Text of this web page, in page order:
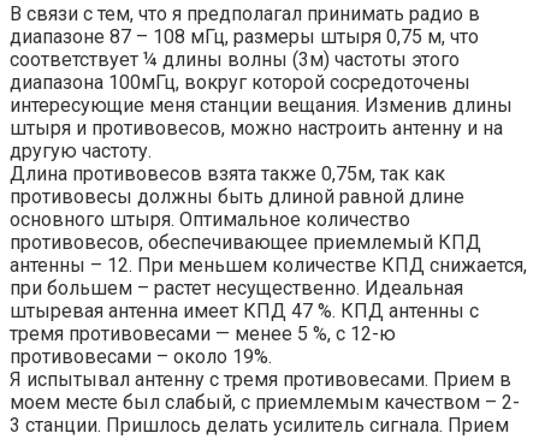
В связи с тем, что я предполагал принимать радио в
диапазоне 87 – 108 мГц, размеры штыря 0,75 м, что
соответствует ¼ длины волны (3м) частоты этого
диапазона 100мГц, вокруг которой сосредоточены
интересующие меня станции вещания. Изменив длины
штыря и противовесов, можно настроить антенну и на
другую частоту.
Длина противовесов взята также 0,75м, так как
противовесы должны быть длиной равной длине
основного штыря. Оптимальное количество
противовесов, обеспечивающее приемлемый КПД
антенны – 12. При меньшем количестве КПД снижается,
при большем – растет несущественно. Идеальная
штыревая антенна имеет КПД 47 %. КПД антенны с
тремя противовесами — менее 5 %, с 12-ю
противовесами – около 19%.
Я испытывал антенну с тремя противовесами. Прием в
моем месте был слабый, с приемлемым качеством – 2-
3 станции. Пришлось делать усилитель сигнала. Прием